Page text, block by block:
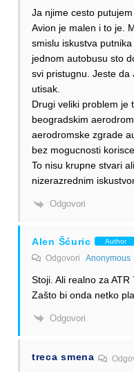
Ja njime cesto
Avion je malen i to je.
smislu iskustva
jednom autobusu sto
svi pristugnu. Jeste da
utisak.
Drugi veliki problem je
beogradskim
aerodromske zgrade
bez mogucnosti
To nisu krupne stvari
nizerazrednim
Odgovori
Alen Šćuric Author
Odgovori Anonymous
Stoji. Ali realno za
Zašto bi onda netko
Odgovori
treca smena